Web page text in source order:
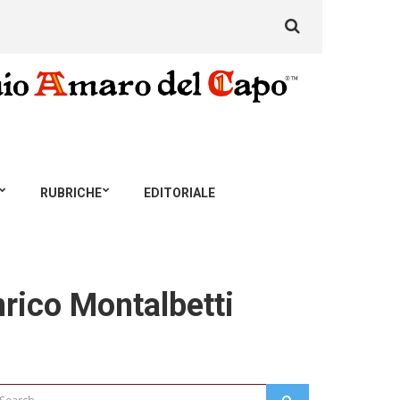
RUBRICHE EDITORIALE
for:
Montalbetti